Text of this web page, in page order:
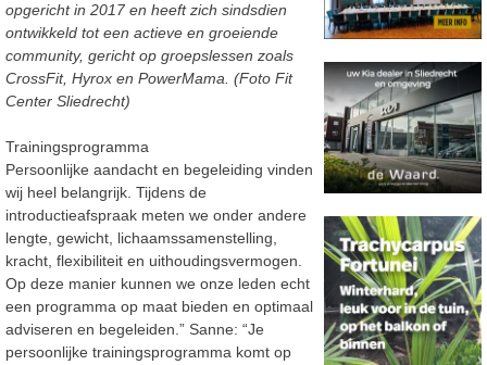
opgericht in 2017 en heeft zich sindsdien
ontwikkeld tot een actieve en groeiende
community, gericht op groepslessen zoals
CrossFit, Hyrox en PowerMama. (Foto Fit
Center Sliedrecht)
Trainingsprogramma
Persoonlijke aandacht en begeleiding vinden
wij heel belangrijk. Tijdens de
introductieafspraak meten we onder andere
lengte, gewicht, lichaamssamenstelling,
kracht, flexibiliteit en uithoudingsvermogen.
Op deze manier kunnen we onze leden echt
een programma op maat bieden en optimaal
adviseren en begeleiden.” Sanne: “Je
persoonlijke trainingsprogramma komt op